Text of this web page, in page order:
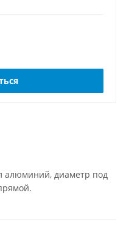
алюминий, диаметр под